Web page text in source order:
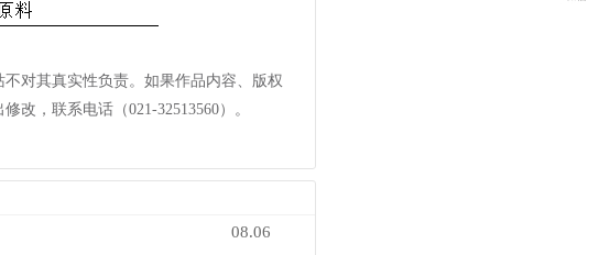
对其真实性负责。如果作品内容、版权
改，联系电话（021-32513560）。
08.06